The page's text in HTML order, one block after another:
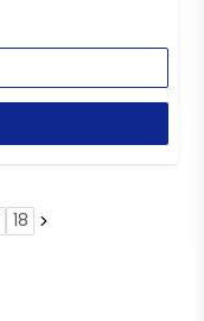
18